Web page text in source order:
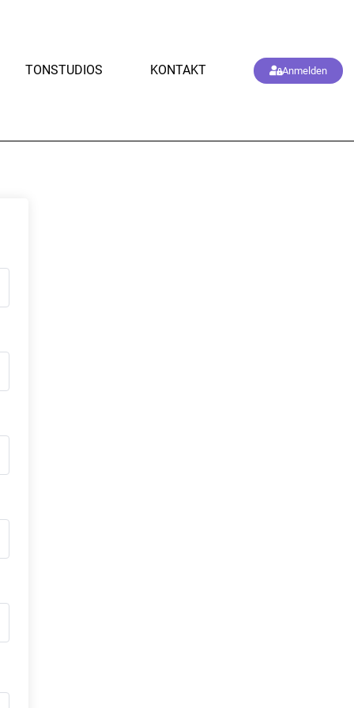
TONSTUDIOS KONTAKT Anmelden